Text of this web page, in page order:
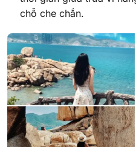
chỗ che chắn.